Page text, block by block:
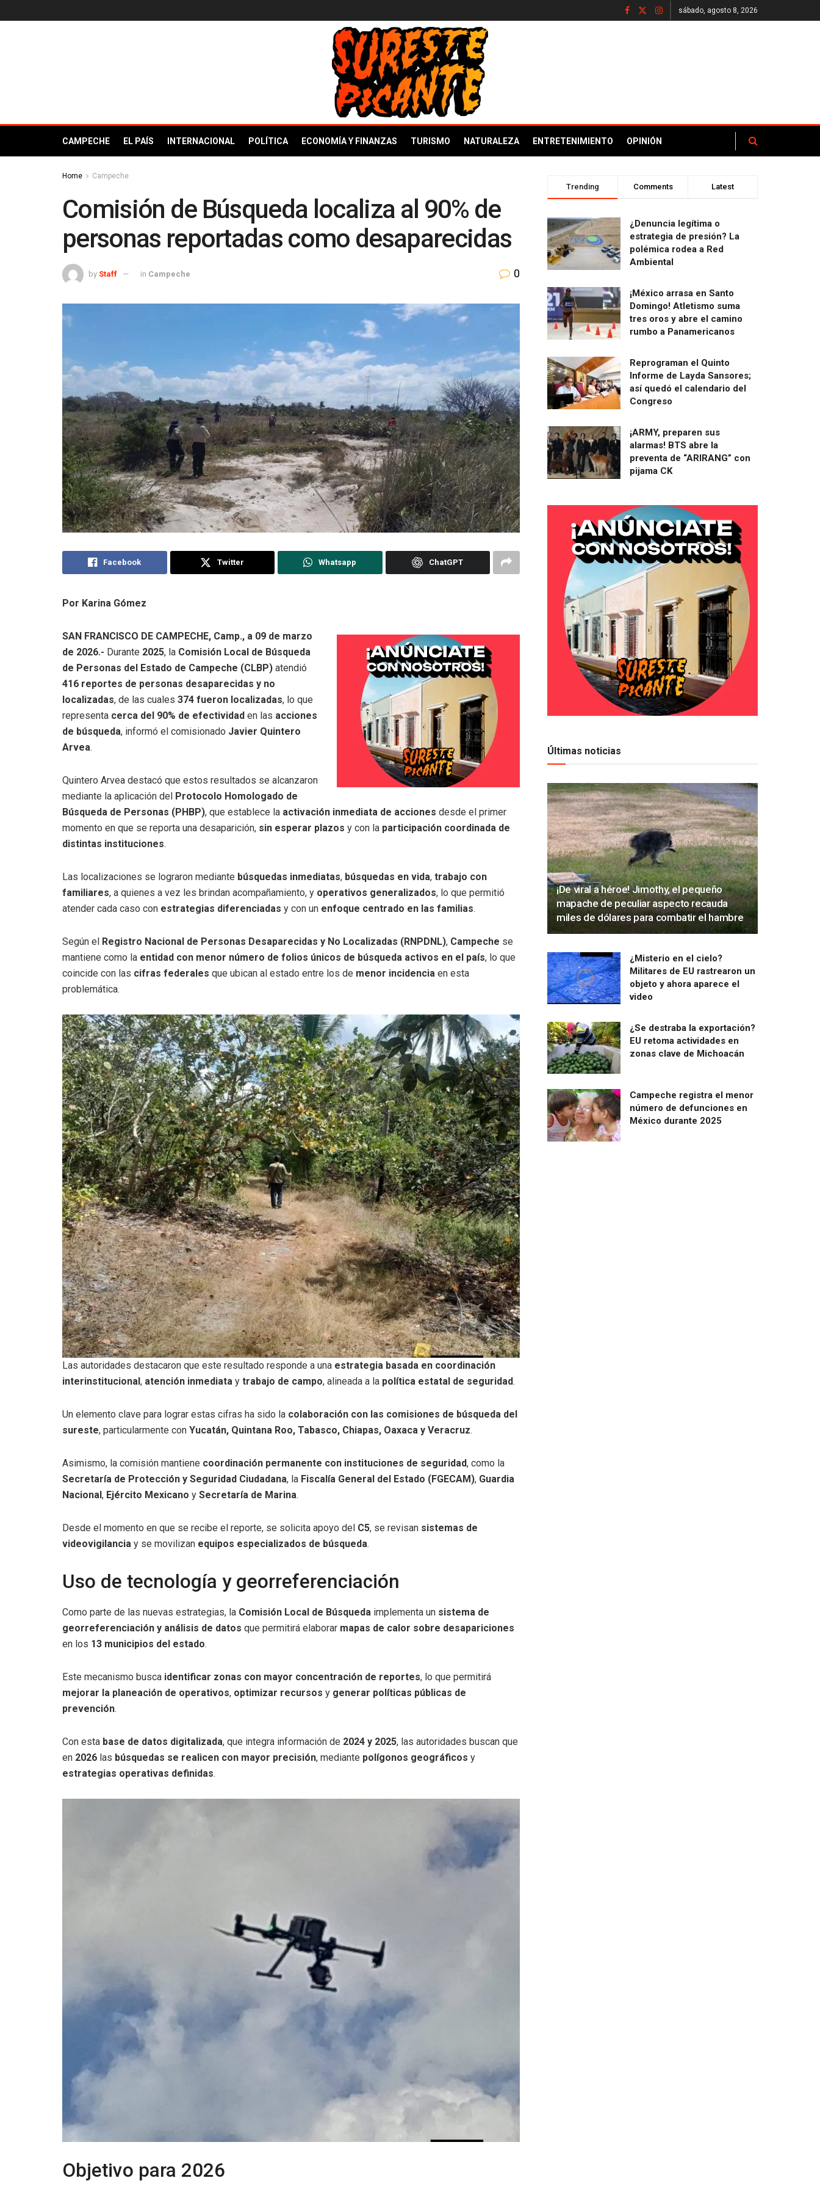
sábado, agosto 8, 2026
CAMPECHE EL PAÍS INTERNACIONAL POLÍTICA ECONOMÍA Y FINANZAS TURISMO NATURALEZA ENTRETENIMIENTO OPINIÓN
Home Campeche
Comisión de Búsqueda localiza al 90% de
personas reportadas como desaparecidas
by Staff in Campeche 0
Facebook Twitter Whatsapp ChatGPT
Por Karina Gómez
SAN FRANCISCO DE CAMPECHE, Camp., a 09 de marzo
de 2026.- Durante 2025, la Comisión Local de Búsqueda
de Personas del Estado de Campeche (CLBP) atendió
416 reportes de personas desaparecidas y no
localizadas, de las cuales 374 fueron localizadas, lo que
representa cerca del 90% de efectividad en las acciones
de búsqueda, informó el comisionado Javier Quintero
Arvea.
Quintero Arvea destacó que estos resultados se alcanzaron
mediante la aplicación del Protocolo Homologado de
Búsqueda de Personas (PHBP), que establece la activación inmediata de acciones desde el primer
momento en que se reporta una desaparición, sin esperar plazos y con la participación coordinada de
distintas instituciones.
Las localizaciones se lograron mediante búsquedas inmediatas, búsquedas en vida, trabajo con
familiares, a quienes a vez les brindan acompañamiento, y operativos generalizados, lo que permitió
atender cada caso con estrategias diferenciadas y con un enfoque centrado en las familias.
Según el Registro Nacional de Personas Desaparecidas y No Localizadas (RNPDNL), Campeche se
mantiene como la entidad con menor número de folios únicos de búsqueda activos en el país, lo que
coincide con las cifras federales que ubican al estado entre los de menor incidencia en esta
problemática.
Las autoridades destacaron que este resultado responde a una estrategia basada en coordinación
interinstitucional , atención inmediata y trabajo de campo, alineada a la política estatal de seguridad.
Un elemento clave para lograr estas cifras ha sido la colaboración con las comisiones de búsqueda del
sureste, particularmente con Yucatán, Quintana Roo, Tabasco, Chiapas, Oaxaca y Veracruz.
Asimismo, la comisión mantiene coordinación permanente con instituciones de seguridad, como la
Secretaría de Protección y Seguridad Ciudadana, la Fiscalía General del Estado (FGECAM), Guardia
Nacional , Ejército Mexicano y Secretaría de Marina.
Desde el momento en que se recibe el reporte, se solicita apoyo del C5, se revisan sistemas de
videovigilancia y se movilizan equipos especializados de búsqueda.
Uso de tecnología y georreferenciación
Como parte de las nuevas estrategias, la Comisión Local de Búsqueda implementa un sistema de
georreferenciación y análisis de datos que permitirá elaborar mapas de calor sobre desapariciones
en los 13 municipios del estado.
Este mecanismo busca identificar zonas con mayor concentración de reportes, lo que permitirá
mejorar la planeación de operativos, optimizar recursos y generar políticas públicas de
prevención.
Con esta base de datos digitalizada, que integra información de 2024 y 2025, las autoridades buscan que
en 2026 las búsquedas se realicen con mayor precisión, mediante polígonos geográficos y
estrategias operativas definidas.
Objetivo para 2026
Trending Comments Latest
¿Denuncia legítima o
estrategia de presión? La
polémica rodea a Red
Ambiental
¡México arrasa en Santo
Domingo! Atletismo suma
tres oros y abre el camino
rumbo a Panamericanos
Reprograman el Quinto
Informe de Layda Sansores;
así quedó el calendario del
Congreso
¡ARMY, preparen sus
alarmas! BTS abre la
preventa de “ARIRANG” con
pijama CK
Últimas noticias
¡De viral a héroe! Jimothy, el pequeño
mapache de peculiar aspecto recauda
miles de dólares para combatir el hambre
¿Misterio en el cielo?
Militares de EU rastrearon un
objeto y ahora aparece el
video
¿Se destraba la exportación?
EU retoma actividades en
zonas clave de Michoacán
Campeche registra el menor
número de defunciones en
México durante 2025